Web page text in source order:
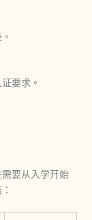
要求。
要从入学开始